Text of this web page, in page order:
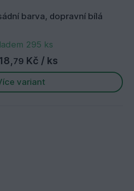
barva, dopravní bílá
295 ks
79 Kč / ks
variant